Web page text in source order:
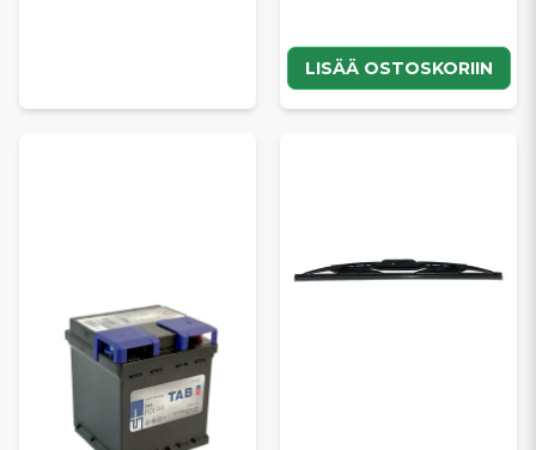
LISÄÄ OSTOSKORIIN